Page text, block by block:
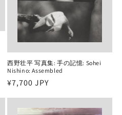
西野壮平 写真集: 手の記憶: Sohei
Nishino: Assembled
通
常
¥7,700 JPY